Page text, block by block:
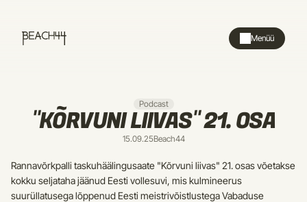
Menüü
Podcast
"KÕRVUNI LIIVAS" 21. OSA
15.09.25Beach44
Rannavõrkpalli taskuhäälingusaate "Kõrvuni liivas" 21. osas võetakse
kokku seljataha jäänud Eesti vollesuvi, mis kulmineerus
suurüllatusega lõppenud Eesti meistrivõistlustega Vabaduse